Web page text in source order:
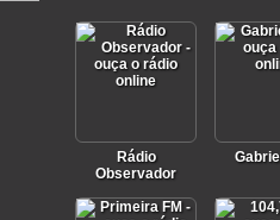
Rádio
Observador